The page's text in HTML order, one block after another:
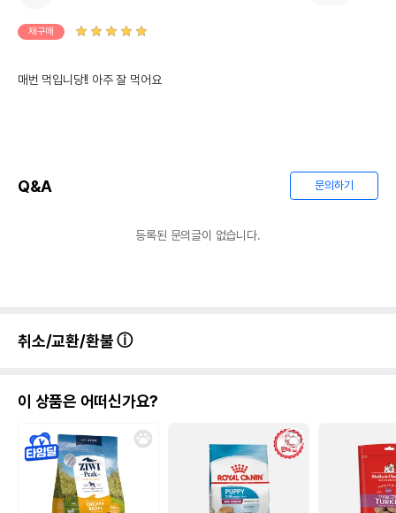
재구매
매번 먹입니당!! 아주 잘 먹어요
Q&A 문의하기
등록된 문의글이 없습니다.
취소/교환/환불
이 상품은 어떠신가요?